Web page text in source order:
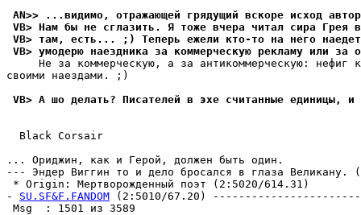
AN>> ...видимо, отражающей грядущий вскоре исход
VB> Нам бы не сглазить. Я тоже вчера читал сира Грея
VB> там, есть... ;) Теперь ежели кто-то на него
VB> умодерю наездника за коммерческую рекламу или за
Не за коммеpческyю, а за антикоммеpческyю: нефиг
своими наездами. ;)
VB> А шо делать? Писателей в эхе считанные
  Black Corsair
... Ориджин, как и Герой, должен быть один.
--- Эндер Виггин то и дело бpосался в глаза Великанy.
* Origin: Mеpтвоpожденный поэт (2:5020/614.31)
- SU.SF&F.FANDOM (2:5010/67.20)
Msg  : 1501